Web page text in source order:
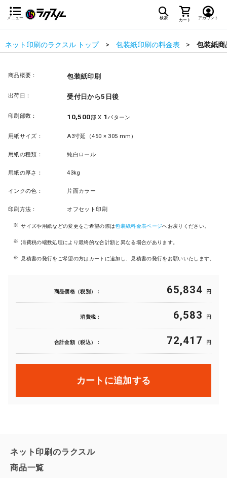
メニュー 検索 カート アカウント
ネット印刷のラクスル トップ 包装紙印刷の料金表 包装紙商
商品概要： 包装紙印刷
出荷日： 受付日から5日後
印刷部数： 10,500部 X 1パターン
用紙サイズ： A3寸延（450 × 305 mm）
用紙の種類： 純白ロール
用紙の厚さ： 43kg
インクの色： 片面カラー
印刷方法： オフセット印刷
サイズや用紙などの変更をご希望の際は包装紙料金表ページへお戻りください。
消費税の端数処理により最終的な合計額と異なる場合があります。
見積書の発行をご希望の方はカートに追加し、見積書の発行をお願いいたします。
商品価格（税別）： 65,834 円
消費税： 6,583 円
合計金額（税込）： 72,417 円
カートに追加する
ネット印刷のラクスル
商品一覧